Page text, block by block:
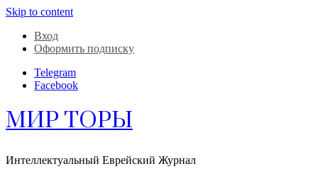
Skip to content
Вход
Оформить подписку
Telegram
Facebook
МИР ТОРЫ
Интеллектуальный Еврейский Журнал